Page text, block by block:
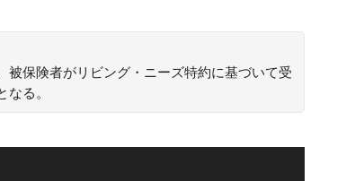
保険者がリビング・ニーズ特約に基づいて受
る。